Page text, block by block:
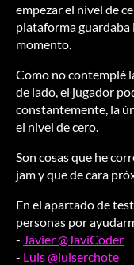
empezar el nivel de
plataforma guardaba
momento.
Como no contemplé
de lado, el jugador
constantemente, la
el nivel de cero.
Son cosas que he
jam y que de cara
En el apartado de
personas por
- Javier @JaviCoder
- Luis @luiserchote